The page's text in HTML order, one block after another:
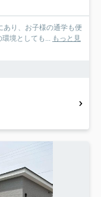
あり、お子様の通学も便
境としても... もっと見